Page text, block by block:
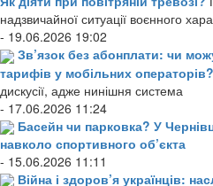
надзвичайної ситуації воєнного
- 19.06.2026 19:02
Зв’язок без абонплати: чи
тарифів у мобільних операторів?
дискусії, адже нинішня система
- 17.06.2026 11:24
Басейн чи парковка? У
навколо спортивного об’єкта
- 15.06.2026 11:11
Війна і здоров’я українців: